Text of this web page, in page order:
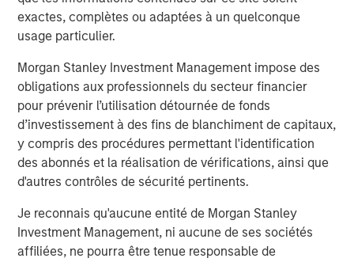
exactes, complètes ou adaptées à un quelconque
usage particulier.
Morgan Stanley Investment Management impose des
obligations aux professionnels du secteur financier
pour prévenir l’utilisation détournée de fonds
d’investissement à des fins de blanchiment de capitaux,
y compris des procédures permettant l'identification
des abonnés et la réalisation de vérifications, ainsi que
d'autres contrôles de sécurité pertinents.
Je reconnais qu'aucune entité de Morgan Stanley
Investment Management, ni aucune de ses sociétés
affiliées, ne pourra être tenue responsable de
20, 2018 at the Las Vegas Convention Center. Request a
product demonstration and learn about VizExplorer’s
www.vizexplorer.com/niga.
About VizExplorer
Led by a team of data experts, VizExplorer is applying
data design and visualization principles to big data
problems. With analytics, data visualization, and
operational intelligence solutions, VizExplorer is helping
enterprises to transform data into information and
information into insights to optimize their efficiency and
profitability.